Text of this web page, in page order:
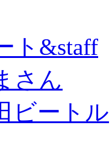
ト&staff
さん
ビートル